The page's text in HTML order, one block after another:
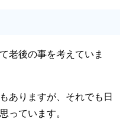
老後の事を考えていま
ありますが、それでも日
っています。